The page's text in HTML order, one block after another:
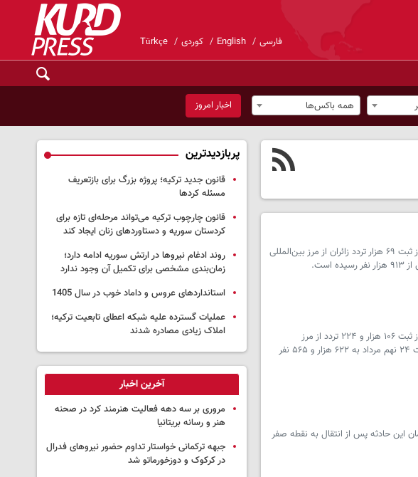
فارسی English کوردی Türkçe
همه باکس‌ها اخبار امروز
سرویس کرمانشاه _ معاون سیاسی، امنیتی و اجتماعی استانداری کرمانشاه و جانشین ستاد اربعین استان از ثبت ۶۹ هزار تردد زائران از مرز بین‌المللی
سرویس کرمانشاه _ معاون سیاسی، امنیتی و اجتماعی استانداری کرمانشاه و جانشین ستاد اربعین استان از ثبت ۱۰۶ هزار و ۲۲۴ تردد از مرز
بین‌المللی خسروی در روز نهم مردادماه خبر داد و گفت: مجموع تردد زائران از ابتدای عملیات اربعین تا ساعت ۲۴ نهم مرداد به ۶۲۲ هزار و ۵۶۵ نفر
این حادثه پس از انتقال به نقطه صفر
پربازدیدترین
قانون جدید ترکیه؛ پروژه بزرگ‌ برای بازتعریف
مسئله کردها
قانون چارچوب ترکیه می‌تواند مرحله‌ای تازه برای
کردستان سوریه و دستاوردهای زنان ایجاد کند
روند ادغام نیروها در ارتش سوریه ادامه دارد؛
زمان‌بندی مشخصی برای تکمیل آن وجود ندارد
استانداردهای عروس و داماد خوب در سال 1405
عملیات گسترده علیه شبکه اعطای تابعیت ترکیه؛
املاک زیادی مصادره شدند
آخرین اخبار
مروری بر سه دهه فعالیت هنرمند کرد در صحنه
هنر و رسانه بریتانیا
جبهه ترکمانی خواستار تداوم حضور نیروهای فدرال
در کرکوک و دوزخورماتو شد